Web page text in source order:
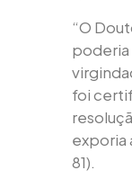
“O
poderia
foi
exporia
81).